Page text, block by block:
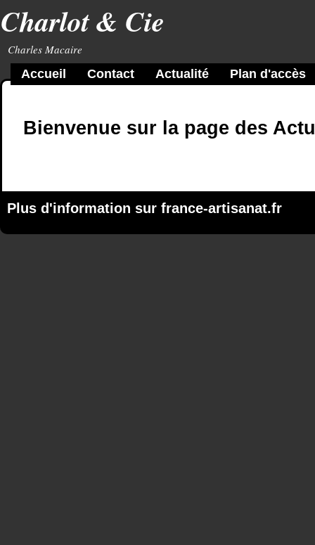
Charlot & Cie
Charles Macaire
Bienvenue sur la page des
Plus d'information sur france-artisanat.fr
Accueil Contact Actualité Plan d'accès